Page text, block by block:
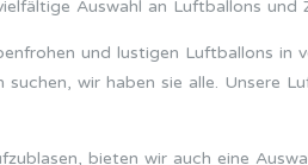
Auswahl an Luftballons
und lustigen Luftballons in
wir haben sie alle. Unsere
bieten wir auch eine